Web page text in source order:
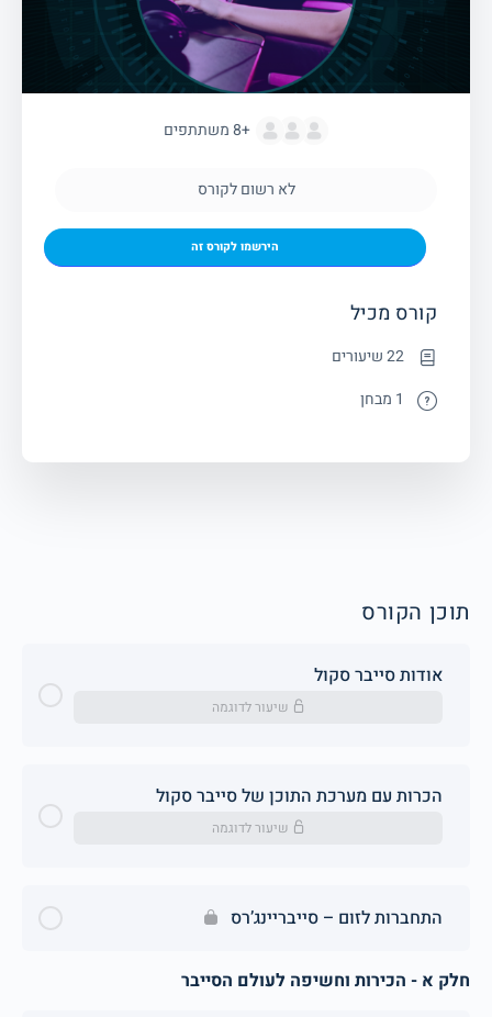
תוכן הקורס
אודות סייבר סקול
שיעור לדוגמה
הכרות עם מערכת התוכן של סייבר סקול
שיעור לדוגמה
התחברות לזום – סייבריינג’רס
חלק א - הכירות וחשיפה לעולם הסייבר
+8 משתתפים
לא רשום לקורס
הירשמו לקורס זה
קורס מכיל
22 שיעורים
1 מבחן